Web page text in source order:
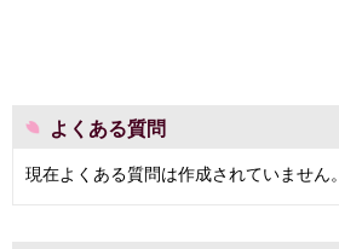
よくある質問
現在よくある質問は作成されていません。